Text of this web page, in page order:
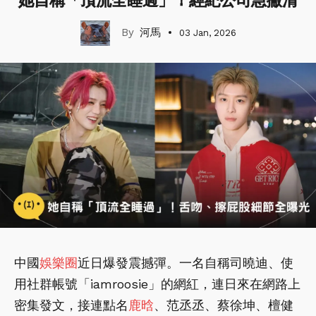
河馬 03 Jan, 2026
中國娛樂圈近日爆發震撼彈。一名自稱司曉迪、使
用社群帳號「iamroosie」的網紅，連日來在網路上
密集發文，接連點名 鹿晗、范丞丞、蔡徐坤、檀健